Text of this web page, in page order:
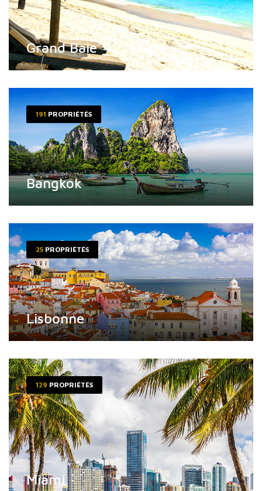
Grand Baie
Bangkok
191 PROPRIÉTÉS
Lisbonne
25 PROPRIÉTÉS
Miami
129 PROPRIÉTÉS